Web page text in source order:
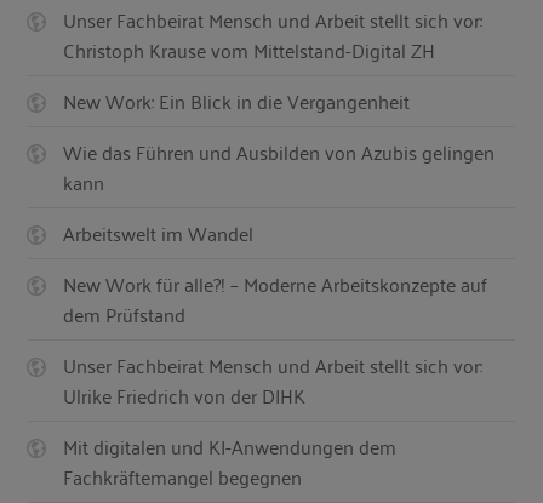
Unser Fachbeirat Mensch und Arbeit stellt sich vor:
Christoph Krause vom Mittelstand-Digital ZH
New Work: Ein Blick in die Vergangenheit
Wie das Führen und Ausbilden von Azubis gelingen
kann
Arbeitswelt im Wandel
New Work für alle?! – Moderne Arbeitskonzepte auf
dem Prüfstand
Unser Fachbeirat Mensch und Arbeit stellt sich vor:
Ulrike Friedrich von der DIHK
Mit digitalen und KI-Anwendungen dem
Fachkräftemangel begegnen